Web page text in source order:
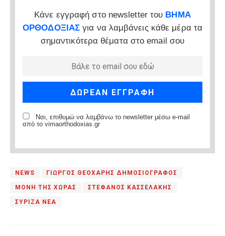
Κάνε εγγραφή στο newsletter του ΒΗΜΑ
ΟΡΘΟΔΟΞΙΑΣ για να λαμβάνεις κάθε μέρα τα
σημαντικότερα θέματα στο email σου
Ναι, επιθυμώ να λαμβάνω το newsletter μέσω e-mail
από το vimaorthodoxias.gr
NEWS ΓΙΩΡΓΟΣ ΘΕΟΧΑΡΗΣ ΔΗΜΟΣΙΟΓΡΑΦΟΣ
ΜΟΝΗ ΤΗΣ ΧΩΡΑΣ ΣΤΕΦΑΝΟΣ ΚΑΣΣΕΛΑΚΗΣ
ΣΥΡΙΖΑ ΝΕΑ